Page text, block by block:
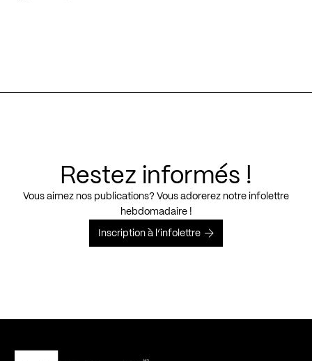
Restez informés !
Vous aimez nos publications? Vous adorerez notre infolettre
hebdomadaire !
Inscription à l’infolettre